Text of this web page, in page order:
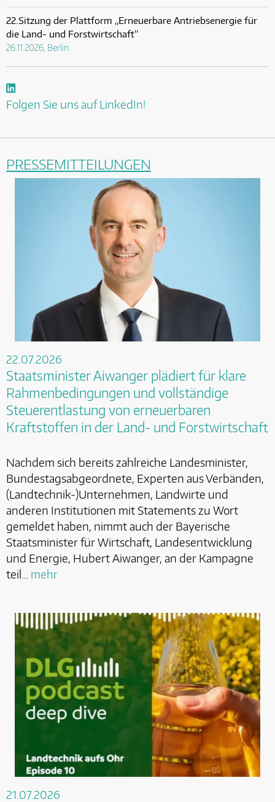
22.Sitzung der Plattform „Erneuerbare Antriebsenergie für
die Land- und Forstwirtschaft“
26.11.2026, Berlin
Folgen Sie uns auf LinkedIn!
PRESSEMITTEILUNGEN
22.07.2026
Staatsminister Aiwanger plädiert für klare
Rahmenbedingungen und vollständige
Steuerentlastung von erneuerbaren
Kraftstoffen in der Land- und Forstwirtschaft
Nachdem sich bereits zahlreiche Landesminister,
Bundestagsabgeordnete, Experten aus Verbänden,
(Landtechnik-)Unternehmen, Landwirte und
anderen Institutionen mit Statements zu Wort
gemeldet haben, nimmt auch der Bayerische
Staatsminister für Wirtschaft, Landesentwicklung
und Energie, Hubert Aiwanger, an der Kampagne
teil… mehr
21.07.2026